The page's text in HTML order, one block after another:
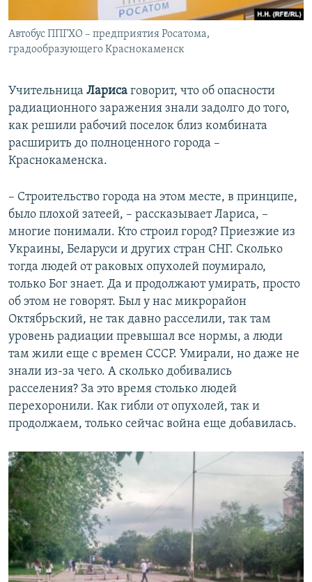
Автобус ППГХО – предприятия Росатома,
градообразующего Краснокаменск
Учительница Лариса говорит, что об опасности
радиационного заражения знали задолго до того,
как решили рабочий поселок близ комбината
расширить до полноценного города –
Краснокаменска.
– Строительство города на этом месте, в принципе,
было плохой затеей, – рассказывает Лариса, –
многие понимали. Кто строил город? Приезжие из
Украины, Беларуси и других стран СНГ. Сколько
тогда людей от раковых опухолей поумирало,
только Бог знает. Да и продолжают умирать, просто
об этом не говорят. Был у нас микрорайон
Октябрьский, не так давно расселили, так там
уровень радиации превышал все нормы, а люди
там жили еще с времен СССР. Умирали, но даже не
знали из-за чего. А сколько добивались
расселения? За это время столько людей
перехоронили. Как гибли от опухолей, так и
продолжаем, только сейчас война еще добавилась.